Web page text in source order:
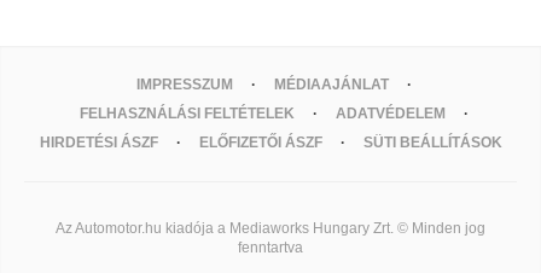
IMPRESSZUM
MÉDIAAJÁNLAT
FELHASZNÁLÁSI FELTÉTELEK
ADATVÉDELEM
HIRDETÉSI ÁSZF
ELŐFIZETŐI ÁSZF SÜTI BEÁLLÍTÁSOK
Az Automotor.hu kiadója a Mediaworks Hungary Zrt. © Minden jog
fenntartva